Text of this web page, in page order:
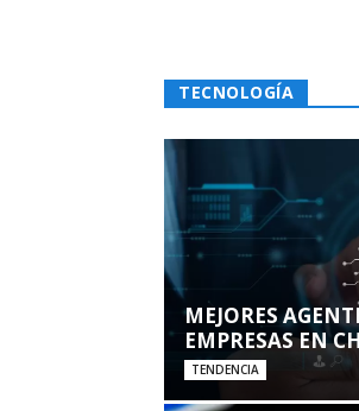
TECNOLOGÍA
MEJORES
EMPRESAS EN
TENDENCIA